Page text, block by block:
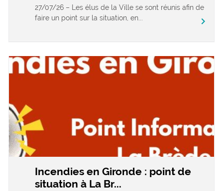
27/07/26 – Les élus de la Ville se sont réunis afin de
faire un point sur la situation, en...
chevron_right
Incendies en Gironde : point de
situation à La Br...